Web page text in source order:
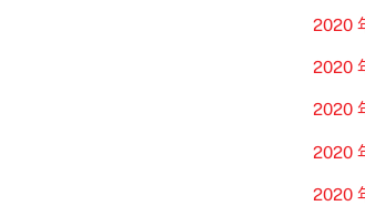
2020
2020
2020
2020
2020